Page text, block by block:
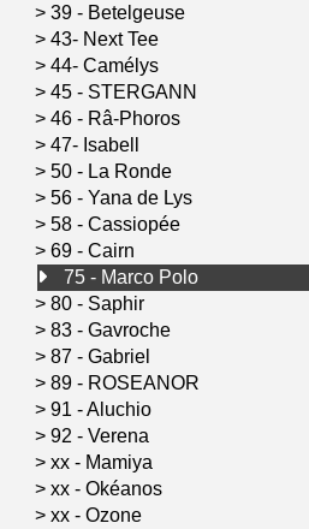
> 39 - Betelgeuse
> 43- Next Tee
> 44- Camélys
> 45 - STERGANN
> 46 - Râ-Phoros
> 47- Isabell
> 50 - La Ronde
> 56 - Yana de Lys
> 58 - Cassiopée
> 69 - Cairn
75 - Marco Polo
> 80 - Saphir
> 83 - Gavroche
> 87 - Gabriel
> 89 - ROSEANOR
> 91 - Aluchio
> 92 - Verena
> xx - Mamiya
> xx - Okéanos
> xx - Ozone